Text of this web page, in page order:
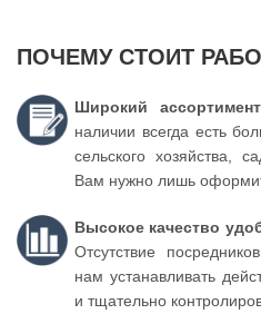
ПОЧЕМУ СТОИТ
Широкий
наличии всегда есть
сельского хозяйства,
Вам нужно лишь
Высокое качество
Отсутствие
нам устанавливать
и тщательно